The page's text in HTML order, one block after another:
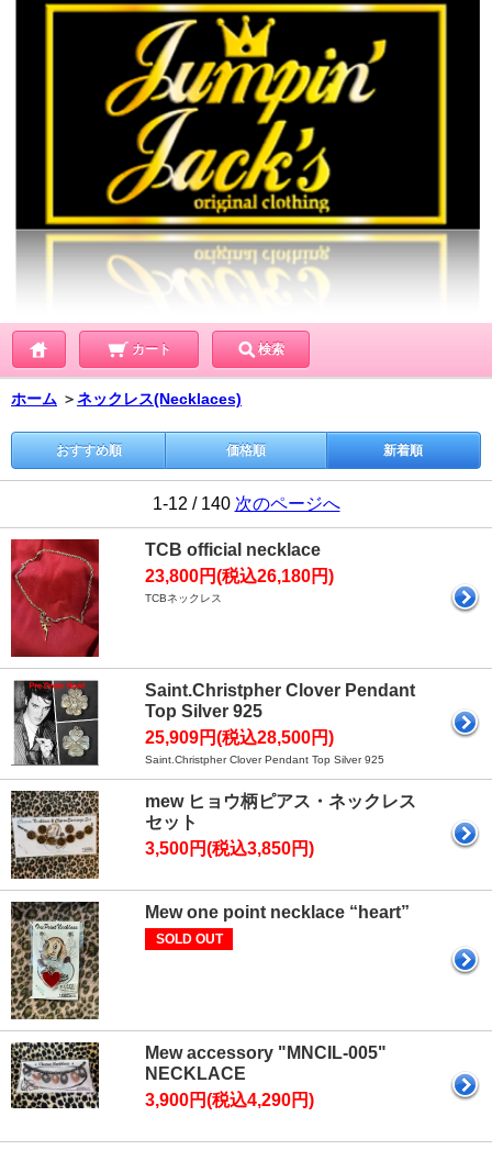
カート 検索
ホーム ＞ネックレス(Necklaces)
おすすめ順 価格順 新着順
1-12 / 140 次のページへ
TCB official necklace
23,800円(税込26,180円)
TCBネックレス
Saint.Christpher Clover Pendant
Top Silver 925
25,909円(税込28,500円)
Saint.Christpher Clover Pendant Top Silver 925
mew ヒョウ柄ピアス・ネックレス
セット
3,500円(税込3,850円)
Mew one point necklace “heart”
SOLD OUT
Mew accessory "MNCIL-005"
NECKLACE
3,900円(税込4,290円)